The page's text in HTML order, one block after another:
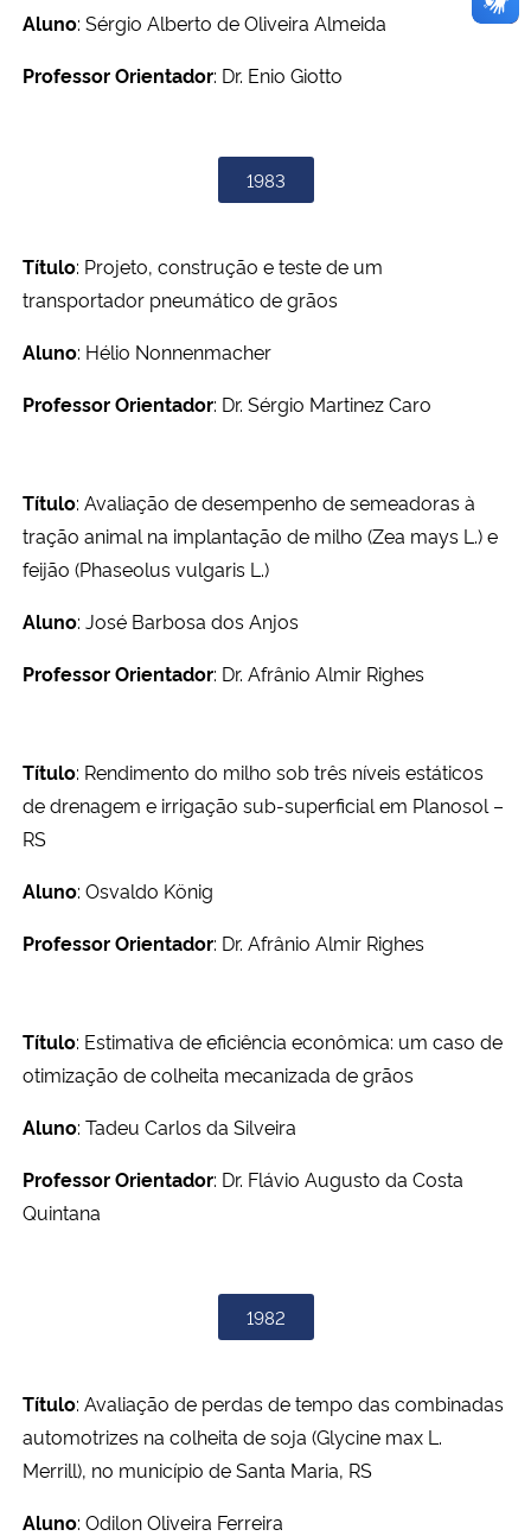
Aluno: Sérgio Alberto de Oliveira Almeida
Professor Orientador: Dr. Enio Giotto
1983
Título: Projeto, construção e teste de um
transportador pneumático de grãos
Aluno: Hélio Nonnenmacher
Professor Orientador: Dr. Sérgio Martinez Caro
Título: Avaliação de desempenho de semeadoras à
tração animal na implantação de milho (Zea mays L.) e
feijão (Phaseolus vulgaris L.)
Aluno: José Barbosa dos Anjos
Professor Orientador: Dr. Afrânio Almir Righes
Título: Rendimento do milho sob três níveis estáticos
de drenagem e irrigação sub-superficial em Planosol –
RS
Aluno: Osvaldo König
Professor Orientador: Dr. Afrânio Almir Righes
Título: Estimativa de eficiência econômica: um caso de
otimização de colheita mecanizada de grãos
Aluno: Tadeu Carlos da Silveira
Professor Orientador: Dr. Flávio Augusto da Costa
Quintana
1982
Título: Avaliação de perdas de tempo das combinadas
automotrizes na colheita de soja (Glycine max L.
Merrill), no município de Santa Maria, RS
Aluno: Odilon Oliveira Ferreira